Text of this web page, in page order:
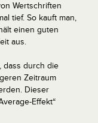
Wertschriften
tief. So kauft man,
einen guten
aus.
dass durch die
Zeitraum
Dieser
Effekt“